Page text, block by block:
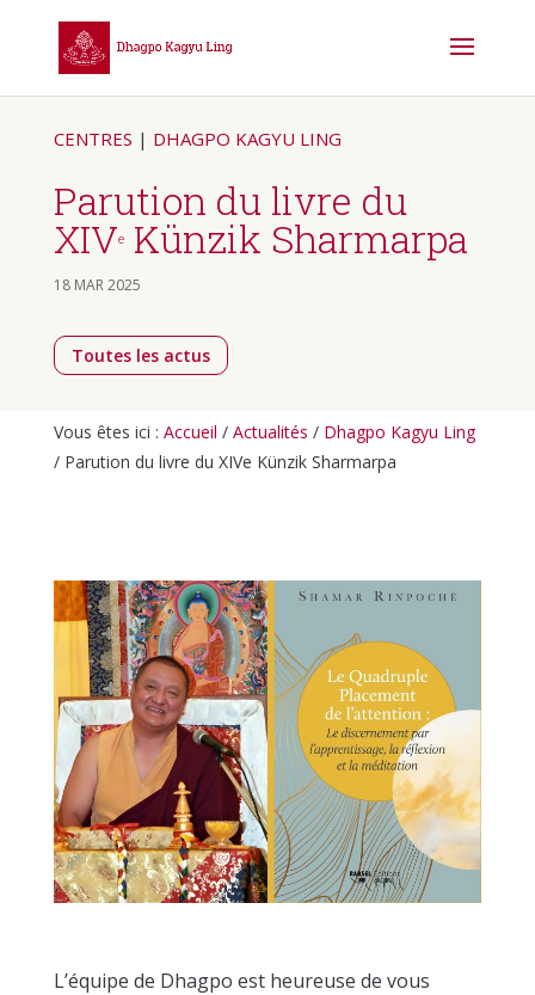
CENTRES | DHAGPO KAGYU LING
Parution du livre du
XIVeKünzik Sharmarpa
18 MAR 2025
Toutes les actus
Vous êtes ici : Accueil / Actualités / Dhagpo Kagyu Ling
/ Parution du livre du XIVe Künzik Sharmarpa
L’équipe de Dhagpo est heureuse de vous